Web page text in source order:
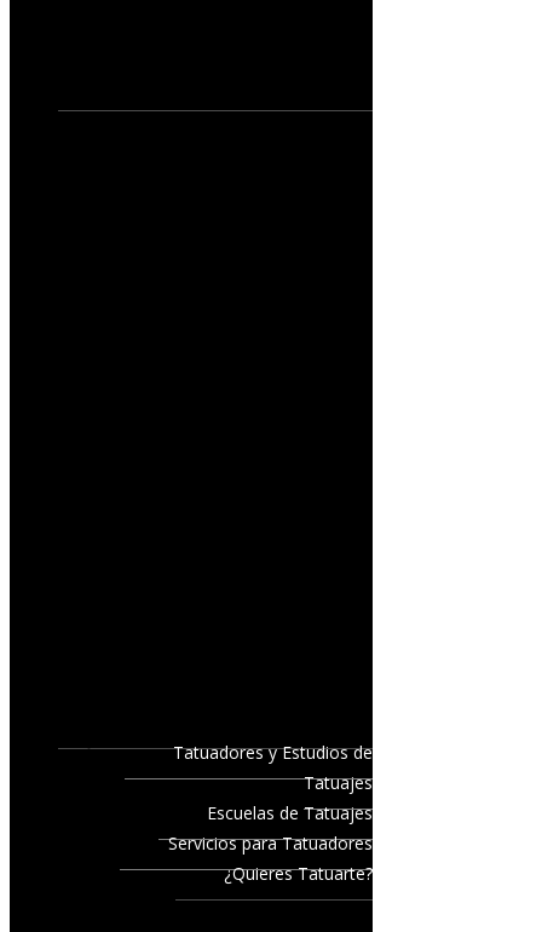
Tatuadores y Estudios de
Tatuajes
Escuelas de Tatuajes
Servicios para Tatuadores
¿Quieres Tatuarte?